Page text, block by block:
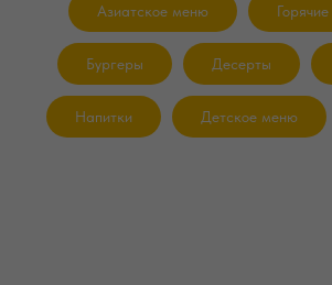
Азиатское меню
Бургеры Десерты
Напитки Детское меню